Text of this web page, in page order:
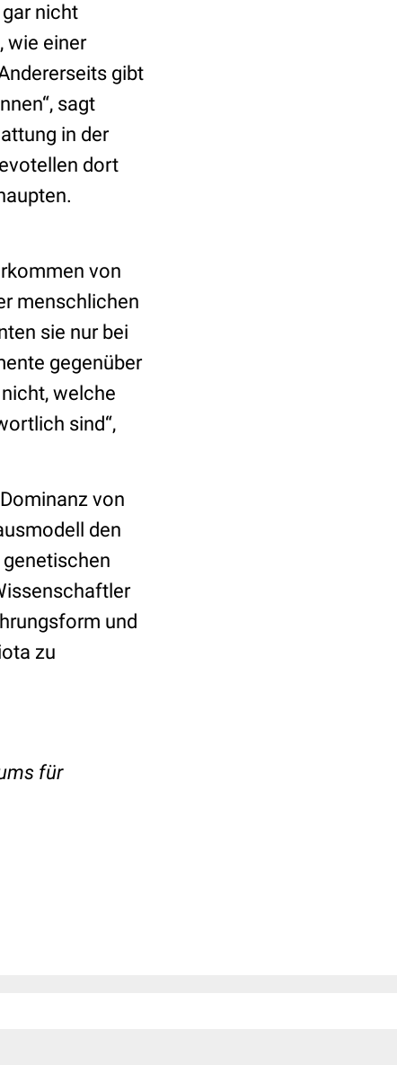
nicht
wie einer
gibt
sagt
in der
dort
von
menschlichen
sie nur bei
gegenüber
welche
sind“,
von
den
und
zu
für